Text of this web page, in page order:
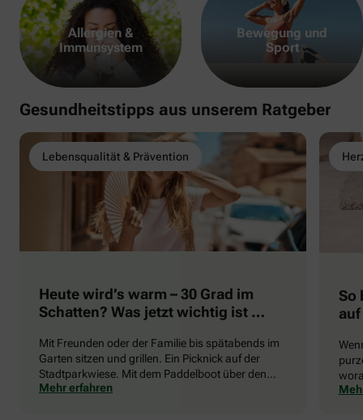
Allergien &
Immunsystem
Bewegung und
Sport
Gesundheitstipps aus unserem Ratgeber
Lebensqualität & Prävention
Heute wird’s warm – 30 Grad im
Schatten? Was jetzt wichtig ist …
Mit Freunden oder der Familie bis spätabends im
Garten sitzen und grillen. Ein Picknick auf der
Stadtparkwiese. Mit dem Paddelboot über den
See gleiten oder eine Radtour durch die blühende
Mehr erfahren
So
die